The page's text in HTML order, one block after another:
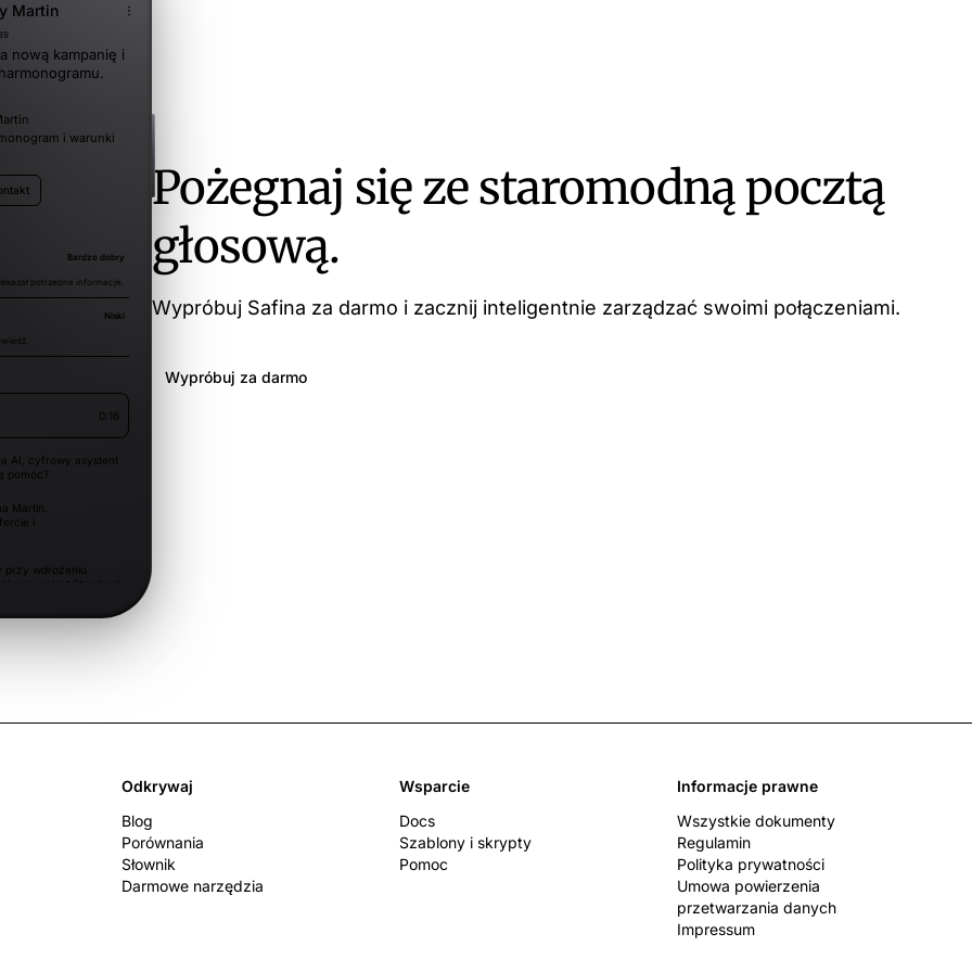
Martin
nową kampanię i
i warunki
Bardzo dobry
potrzebne informacje.
Niski
0:16
AI, cyfrowy asystent
pomóc?
Martin.
i
przy wdrożeniu
pakiet Standard
Pożegnaj się ze staromodną pocztą
głosową.
Wypróbuj Safina za darmo i zacznij inteligentnie zarządzać swoimi połączeniami.
Wypróbuj za darmo
Odkrywaj
Blog
Porównania
Słownik
Darmowe narzędzia
Wsparcie
Docs
Szablony i skrypty
Pomoc
Informacje prawne
Wszystkie dokumenty
Regulamin
Polityka prywatności
Umowa powierzenia
przetwarzania danych
Impressum